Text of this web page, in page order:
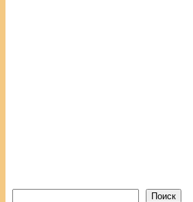
Поиск